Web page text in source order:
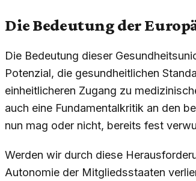
Die Bedeutung der
Die Bedeutung dieser
Potenzial, die gesundheitlichen
einheitlicheren Zugang zu
auch eine Fundamentalkritik an den
nun mag oder nicht, bereits fest
Werden wir durch diese
Autonomie der Mitgliedsstaaten